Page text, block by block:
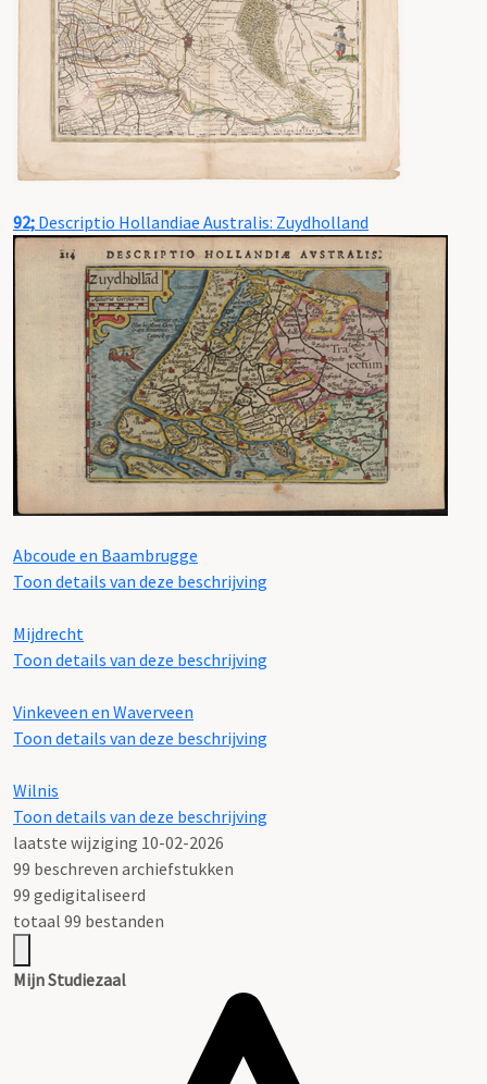
92; Descriptio Hollandiae Australis: Zuydholland
Abcoude en Baambrugge
Toon details van deze beschrijving
Mijdrecht
Toon details van deze beschrijving
Vinkeveen en Waverveen
Toon details van deze beschrijving
Wilnis
Toon details van deze beschrijving
laatste wijziging 10-02-2026
99 beschreven archiefstukken
99 gedigitaliseerd
totaal 99 bestanden
Mijn Studiezaal